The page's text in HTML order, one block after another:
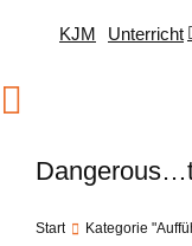
KJM Unterricht
Sie befinden sich
Start Kategorie